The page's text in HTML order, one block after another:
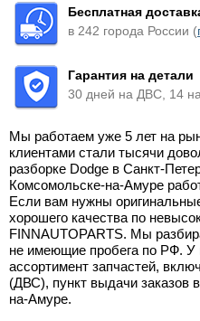
Бесплатная
в 242 города России (
Гарантия на детали
30 дней на ДВС, 14
Мы работаем уже 5 лет на
клиентами стали тысячи
разборке Dodge в Санкт-
Комсомольске-на-Амуре
Если вам нужны
хорошего качества по
FINNAUTOPARTS. Мы
не имеющие пробега по РФ. У
ассортимент запчастей,
(ДВС), пункт выдачи заказов
на-Амуре.